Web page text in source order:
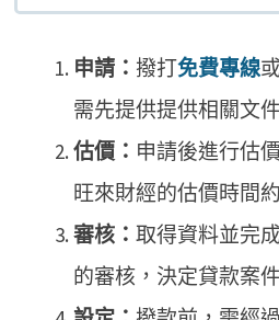
申請： 撥打免費專線
需先提供提供相關文
估價： 申請後進行估
旺來財經的估價時間
審核：取得資料並完
的審核，決定貸款案